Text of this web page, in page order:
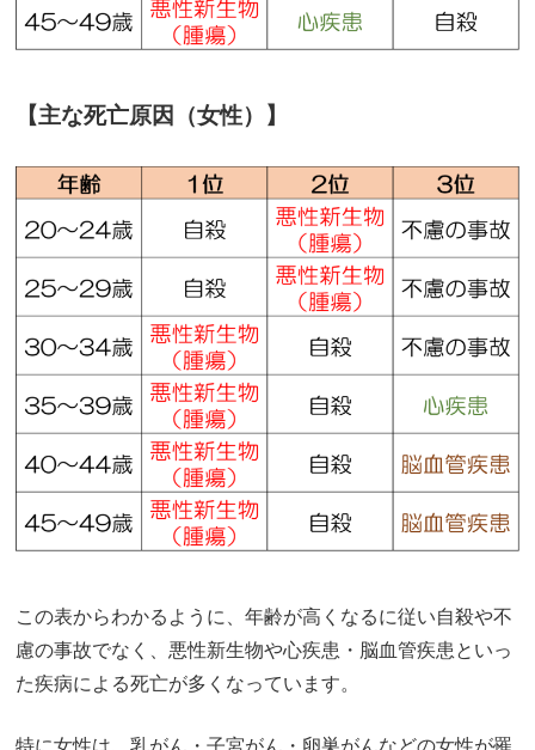
【主な死亡原因（女性）】
この表からわかるように、年齢が高くなるに従い自殺や不
慮の事故でなく、悪性新生物や心疾患・脳血管疾患といっ
た疾病による死亡が多くなっています。
特に女性は、乳がん・子宮がん・卵巣がんなどの女性が罹